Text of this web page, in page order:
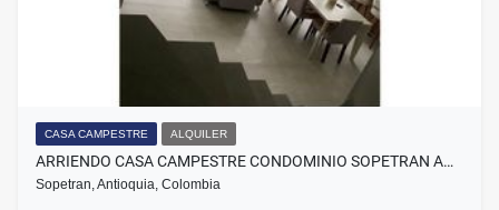
CASA CAMPESTRE ALQUILER
ARRIENDO CASA CAMPESTRE CONDOMINIO SOPETRAN A…
Sopetran, Antioquia, Colombia